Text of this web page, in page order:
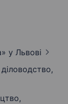
у Львові
діловодство,